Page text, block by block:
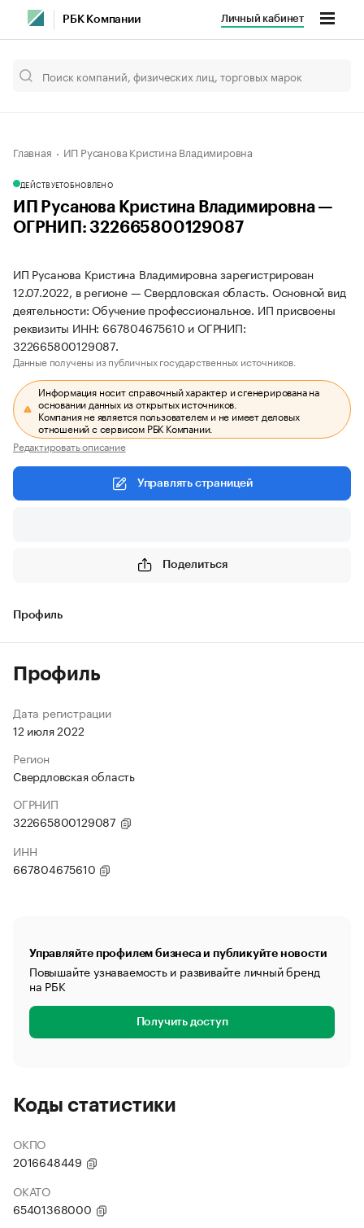
РБК Компании Личный кабинет
Главная ИП Русанова Кристина Владимировна
ДЕЙСТВУЕТОБНОВЛЕНО
ИП Русанова Кристина Владимировна —
ОГРНИП: 322665800129087
ИП Русанова Кристина Владимировна зарегистрирован
12.07.2022, в регионе — Свердловская область. Основной вид
деятельности: Обучение профессиональное. ИП присвоены
реквизиты ИНН: 667804675610 и ОГРНИП:
322665800129087.
Данные получены из публичных государственных источников.
Информация носит справочный характер и сгенерирована на
основании данных из открытых источников.
Компания не является пользователем и не имеет деловых
отношений с сервисом РБК Компании.
Редактировать описание
Управлять страницей
Поделиться
Профиль
Профиль
Дата регистрации
12 июля 2022
Регион
Свердловская область
ОГРНИП
322665800129087
ИНН
667804675610
Управляйте профилем бизнеса и публикуйте новости
Повышайте узнаваемость и развивайте личный бренд
на РБК
Получить доступ
Коды статистики
ОКПО
2016648449
ОКАТО
65401368000